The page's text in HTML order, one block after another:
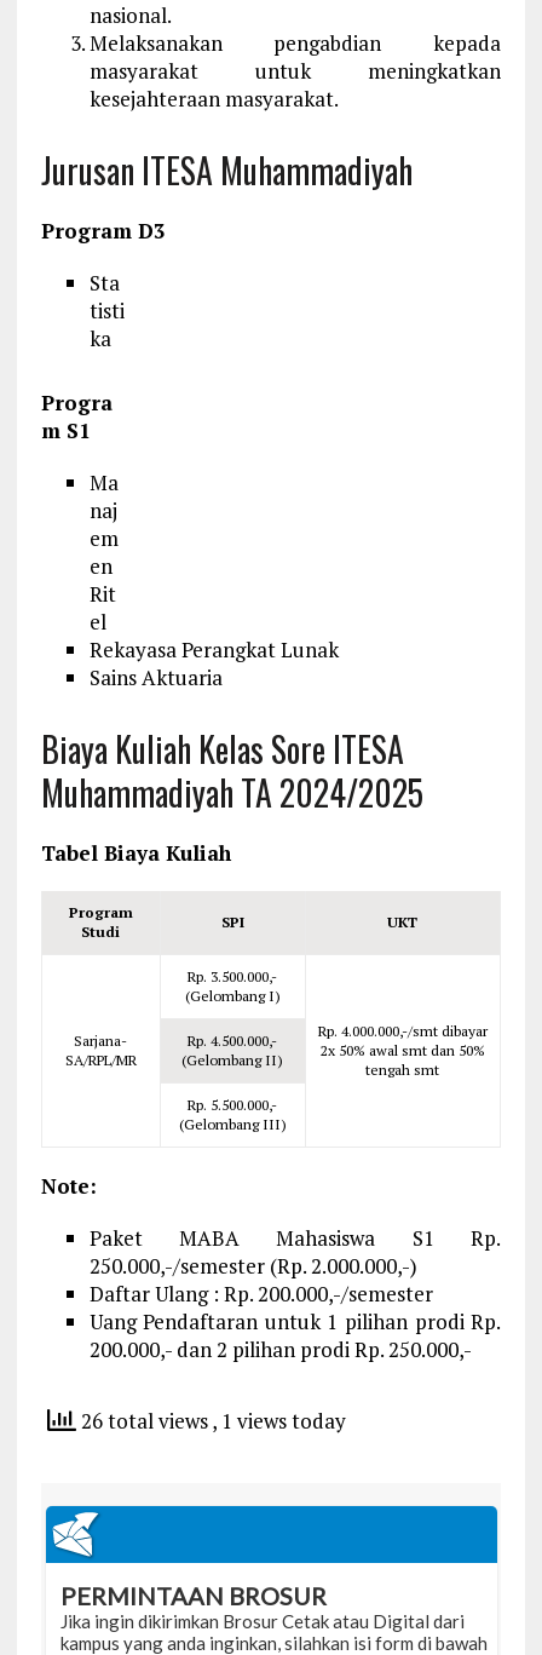
nasional.
Melaksanakan pengabdian kepada
masyarakat untuk meningkatkan
kesejahteraan masyarakat.
Jurusan ITESA Muhammadiyah
Program D3
Sta
tisti
ka
Progra
m S1
Ma
naj
em
en
Rit
el
Rekayasa Perangkat Lunak
Sains Aktuaria
Biaya Kuliah Kelas Sore ITESA
Muhammadiyah TA 2024/2025
Tabel Biaya Kuliah
Program
Studi
SPI UKT
Sarjana-
SA/RPL/MR
Rp. 3.500.000,-
(Gelombang I)
Rp. 4.000.000,-/smt dibayar
2x 50% awal smt dan 50%
tengah smt
Rp. 4.500.000,-
(Gelombang II)
Rp. 5.500.000,-
(Gelombang III)
Note:
Paket MABA Mahasiswa S1 Rp.
250.000,-/semester (Rp. 2.000.000,-)
Daftar Ulang : Rp. 200.000,-/semester
Uang Pendaftaran untuk 1 pilihan prodi Rp.
200.000,- dan 2 pilihan prodi Rp. 250.000,-
26 total views, 1 views today